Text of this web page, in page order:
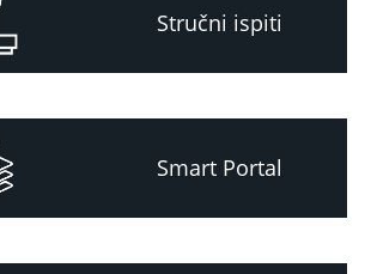
Stručni ispiti
Smart Portal